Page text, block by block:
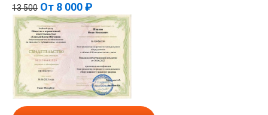
13 500 От 8 000 ₽